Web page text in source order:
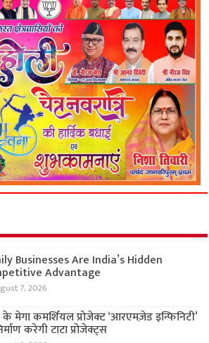
Businesses Are India’s Hidden
Advantage
7, 2026
के मेगा कमर्शियल प्रोजेक्ट ‘आरएमज़ेड इन्फिनिटी’
करेगी टाटा प्रोजेक्ट्स